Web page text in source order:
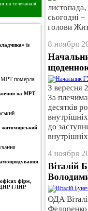
на телеканалі
із
на МРТ
житомирський
фірм,
ДНР і ЛНР
сьогодні
голови
8 ноября
З вересня
За
десятків
до
4 ноября
Віталій
ОДА
Федоренко